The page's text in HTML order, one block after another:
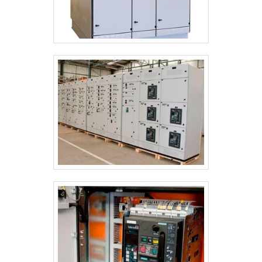
diversas opções disponibilizadas, como
conjunto de aterramento temporário e
banqueta isolante com ótima qualidade e
excelente custo-benefício.Para uma maior
satisfação dos clientes, a empresa busca
investir nos melhores profissionais do
mercado e em instalações modernas,
garantindo assim a sua confiança e boa
cotação no mercado. A Ritz SP é uma
empresa que tem despontado no
segmento pela seriedade e qualidade, que
ponta a ponta..